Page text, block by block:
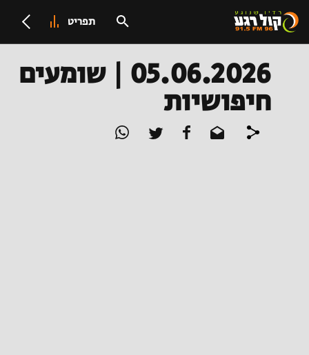
תפריט
05.06.2026 | שומעים
חיפושיות